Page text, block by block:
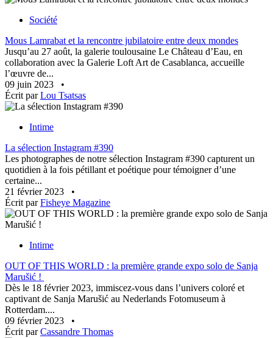
Société
Mous Lamrabat et la rencontre jubilatoire entre deux mondes
Jusqu’au 27 août, la galerie toulousaine Le Château d’Eau, en
collaboration avec la Galerie Loft Art de Casablanca, accueille
l’œuvre de...
09 juin 2023
•
Écrit parLou Tsatsas
Intime
La sélection Instagram #390
Les photographes de notre sélection Instagram #390 capturent un
quotidien à la fois pétillant et poétique pour témoigner d’une
certaine...
21 février 2023
•
Écrit parFisheye Magazine
Intime
OUT OF THIS WORLD : la première grande expo solo de Sanja
Marušić !
Dès le 18 février 2023, immiscez-vous dans l’univers coloré et
captivant de Sanja Marušić au Nederlands Fotomuseum à
Rotterdam....
09 février 2023
•
Écrit parCassandre Thomas